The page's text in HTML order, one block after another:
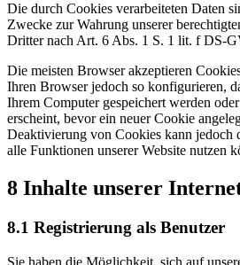
Die durch Cookies verarbeiteten Daten
Zwecke zur Wahrung unserer
Dritter nach Art. 6 Abs. 1 S. 1 lit. f DS-
Die meisten Browser akzeptieren
Ihren Browser jedoch so konfigurieren,
Ihrem Computer gespeichert werden
erscheint, bevor ein neuer Cookie
Deaktivierung von Cookies kann jedoch
alle Funktionen unserer Website nutzen
8 Inhalte unserer
8.1 Registrierung als Benutzer
Sie haben die Möglichkeit, sich auf